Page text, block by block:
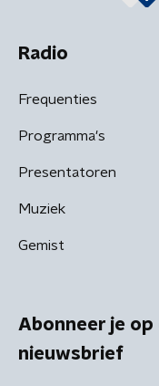
Radio
Frequenties
Programma's
Presentatoren
Muziek
Gemist
Abonneer je
nieuwsbrief